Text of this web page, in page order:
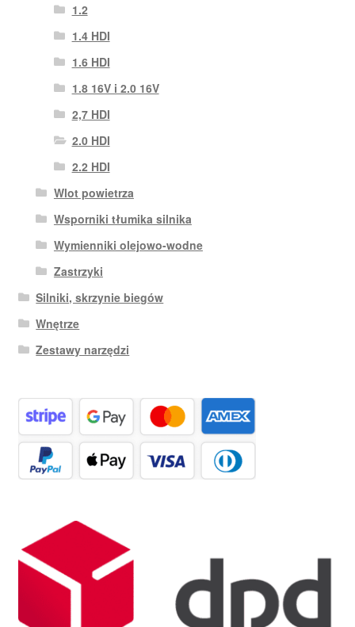
1.2
1.4 HDI
1.6 HDI
1.8 16V i 2.0 16V
2,7 HDI
2.0 HDI
2.2 HDI
Wlot powietrza
Wsporniki tłumika silnika
Wymienniki olejowo-wodne
Zastrzyki
Silniki, skrzynie biegów
Wnętrze
Zestawy narzędzi